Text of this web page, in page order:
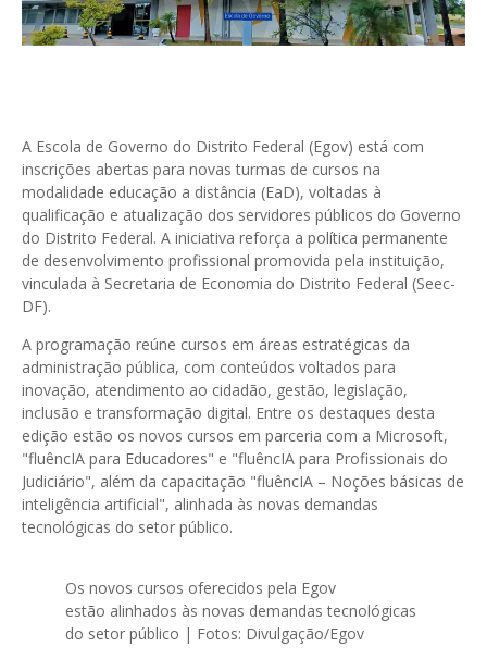
A Escola de Governo do Distrito Federal (Egov) está com
inscrições abertas para novas turmas de cursos na
modalidade educação a distância (EaD), voltadas à
qualificação e atualização dos servidores públicos do Governo
do Distrito Federal. A iniciativa reforça a política permanente
de desenvolvimento profissional promovida pela instituição,
vinculada à Secretaria de Economia do Distrito Federal (Seec-
DF).
A programação reúne cursos em áreas estratégicas da
administração pública, com conteúdos voltados para
inovação, atendimento ao cidadão, gestão, legislação,
inclusão e transformação digital. Entre os destaques desta
edição estão os novos cursos em parceria com a Microsoft,
"fluêncIA para Educadores" e "fluêncIA para Profissionais do
Judiciário", além da capacitação "fluêncIA – Noções básicas de
inteligência artificial", alinhada às novas demandas
tecnológicas do setor público.
Os novos cursos oferecidos pela Egov
estão alinhados às novas demandas tecnológicas
do setor público | Fotos: Divulgação/Egov